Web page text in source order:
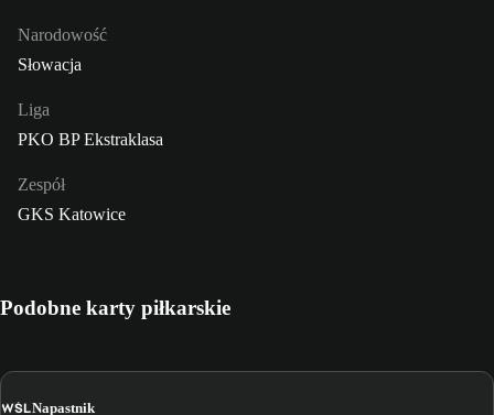
Narodowość
Słowacja
Liga
PKO BP Ekstraklasa
Zespół
GKS Katowice
Podobne karty piłkarskie
WŚLNapastnik